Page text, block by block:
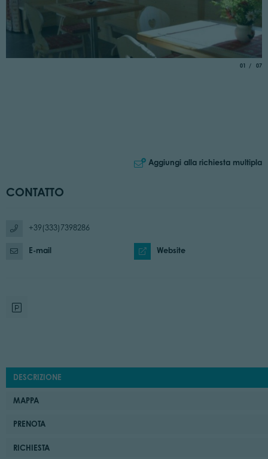
01 di
07
Aggiungi alla richiesta multipla
CONTATTO
+39(333)7398286
E-mail Website
DESCRIZIONE
MAPPA
PRENOTA
RICHIESTA